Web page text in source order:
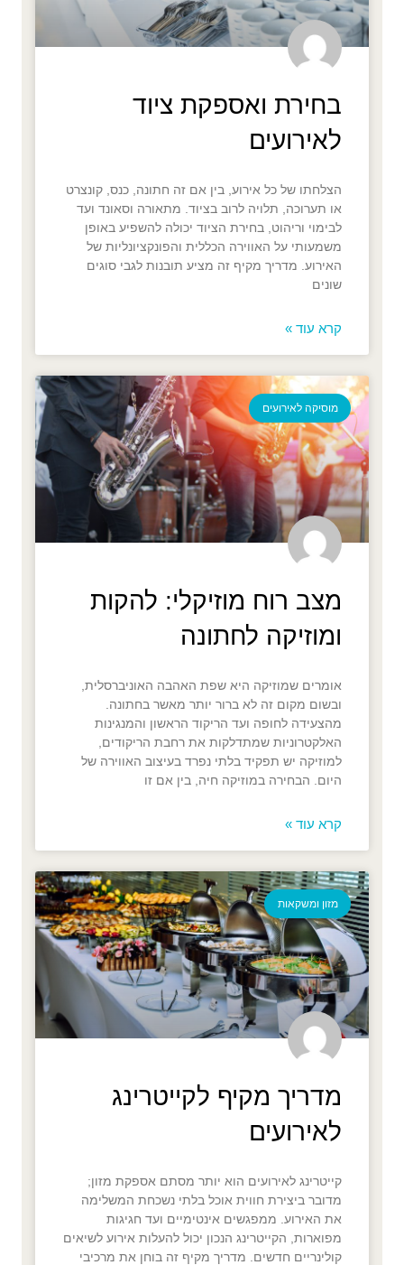
בחירת ואספקת ציוד
לאירועים
הצלחתו של כל אירוע, בין אם זה חתונה, כנס, קונצרט
או תערוכה, תלויה לרוב בציוד. מתאורה וסאונד ועד
לבימוי וריהוט, בחירת הציוד יכולה להשפיע באופן
משמעותי על האווירה הכללית והפונקציונליות של
האירוע. מדריך מקיף זה מציע תובנות לגבי סוגים
שונים
קרא עוד »
מוסיקה לאירועים
מצב רוח מוזיקלי: להקות
ומוזיקה לחתונה
אומרים שמוזיקה היא שפת האהבה האוניברסלית,
ובשום מקום זה לא ברור יותר מאשר בחתונה.
מהצעידה לחופה ועד הריקוד הראשון והמנגינות
האלקטרוניות שמתדלקות את רחבת הריקודים,
למוזיקה יש תפקיד בלתי נפרד בעיצוב האווירה של
היום. הבחירה במוזיקה חיה, בין אם זו
קרא עוד »
מזון ומשקאות
מדריך מקיף לקייטרינג
לאירועים
קייטרינג לאירועים הוא יותר מסתם אספקת מזון;
מדובר ביצירת חווית אוכל בלתי נשכחת המשלימה
את האירוע. ממפגשים אינטימיים ועד חגיגות
מפוארות, הקייטרינג הנכון יכול להעלות אירוע לשיאים
קולינריים חדשים. מדריך מקיף זה בוחן את מרכיבי